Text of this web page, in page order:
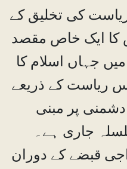
کی تخلیق کے
کا ایک خاص مقصد
جہاں اسلام کا
ریاست کے ذریعے
دشمنی پر مبنی
جاری ہے۔
قبضے کے دوران